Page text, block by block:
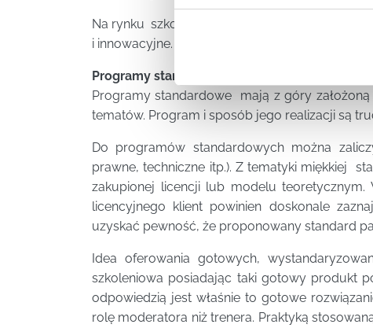
Na rynku szkoleniowych można wyróżnić dwie
i innowacyjne.
Programy standardowe
Programy standardowe mają z góry
tematów. Program i sposób jego realizacji są
Do programów standardowych można
prawne, techniczne itp.). Z tematyki miękkiej
zakupionej licencji lub modelu
licencyjnego klient powinien doskonale
uzyskać pewność, że proponowany standard
Idea oferowania gotowych,
szkoleniowa posiadając taki gotowy produkt
odpowiedzią jest właśnie to gotowe
rolę moderatora niż trenera. Praktyką